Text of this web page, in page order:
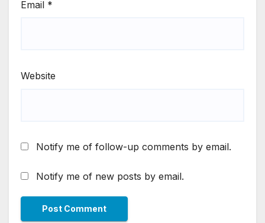
Email *
Website
Notify me of follow-up comments by email.
Notify me of new posts by email.